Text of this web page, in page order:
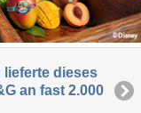
dieses
an fast 2.000